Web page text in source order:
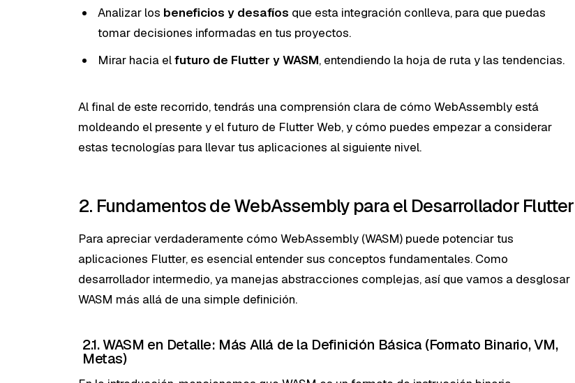
Analizar los beneficios y desafíos que esta integración conlleva, para que puedas
tomar decisiones informadas en tus proyectos.
Mirar hacia elfuturo de Flutter y WASM, entendiendo la hoja de ruta y las tendencias.
Al final de este recorrido, tendrás una comprensión clara de cómo WebAssembly está
moldeando el presente y el futuro de Flutter Web, y cómo puedes empezar a considerar
estas tecnologías para llevar tus aplicaciones al siguiente nivel.
2. Fundamentos de WebAssembly para el Desarrollador Flutter
Para apreciar verdaderamente cómo WebAssembly (WASM) puede potenciar tus
aplicaciones Flutter, es esencial entender sus conceptos fundamentales. Como
desarrollador intermedio, ya manejas abstracciones complejas, así que vamos a desglosar
WASM más allá de una simple definición.
2.1. WASM en Detalle: Más Allá de la Definición Básica (Formato Binario, VM,
Metas)